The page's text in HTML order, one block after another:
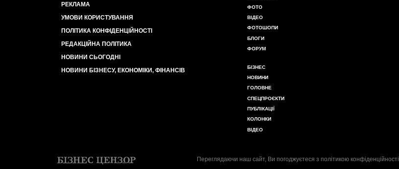
РЕКЛАМА
УМОВИ КОРИСТУВАННЯ
ПОЛІТИКА КОНФІДЕНЦІЙНОСТІ
РЕДАКЦІЙНА ПОЛІТИКА
НОВИНИ СЬОГОДНІ
НОВИНИ БІЗНЕСУ, ЕКОНОМІКИ, ФІНАНСІВ
ФОТО
ВІДЕО
ФОТОШОПИ
БЛОГИ
ФОРУМ
БІЗНЕС
НОВИНИ
ГОЛОВНЕ
СПЕЦПРОЄКТИ
ПУБЛІКАЦІЇ
КОЛОНКИ
ВІДЕО
Переглядаючи наш сайт, Ви погоджуєтеся з політикою конфіденційності